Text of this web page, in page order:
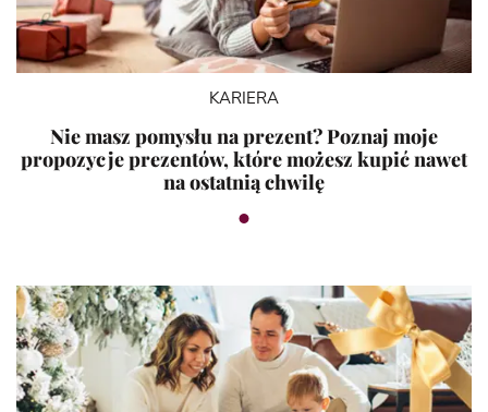
KARIERA
Nie masz pomysłu na prezent? Poznaj moje
propozycje prezentów, które możesz kupić nawet
na ostatnią chwilę